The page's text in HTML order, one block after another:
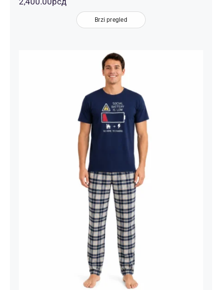
Brzi pregled
Muška Pidžama Social Battery Teget
Sivi Karirani – Kratki Rukav | Bear
Underwear